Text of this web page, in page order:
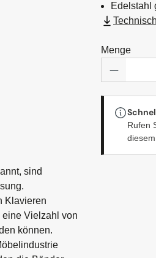
sind
Klavieren
eine Vielzahl von
können.
Edelstahl
Menge
Rufen